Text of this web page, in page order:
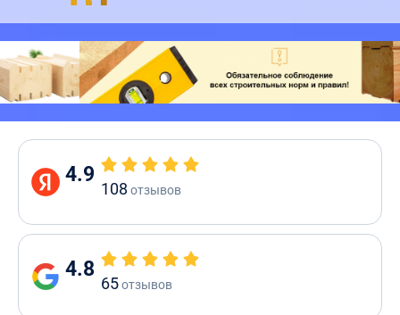
4.9
108 отзывов
4.8
65отзывов